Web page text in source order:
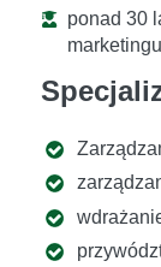
ponad 30